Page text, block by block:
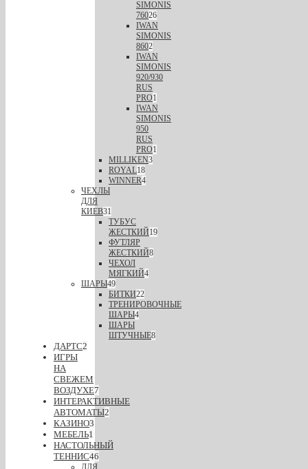
SIMONIS
76026
IWAN
SIMONIS
8602
IWAN
SIMONIS
920/930
RUS
PRO1
IWAN
SIMONIS
950
RUS
PRO1
MILLIKEN3
ROYAL18
WINNER4
ЧЕХЛЫ
ДЛЯ
КИЕВ31
ТУБУС
ЖЕСТКИЙ19
ФУТЛЯР
ЖЕСТКИЙ8
ЧЕХОЛ
МЯГКИЙ4
ШАРЫ49
БИТКИ22
ТРЕНИРОВОЧНЫЕ
ШАРЫ4
ШАРЫ
ШТУЧНЫЕ8
ДАРТС2
ИГРЫ
НА
СВЕЖЕМ
ВОЗДУХЕ7
ИНТЕРАКТИВНЫЕ
АВТОМАТЫ2
КАЗИНО3
МЕБЕЛЬ1
НАСТОЛЬНЫЙ
ТЕННИС46